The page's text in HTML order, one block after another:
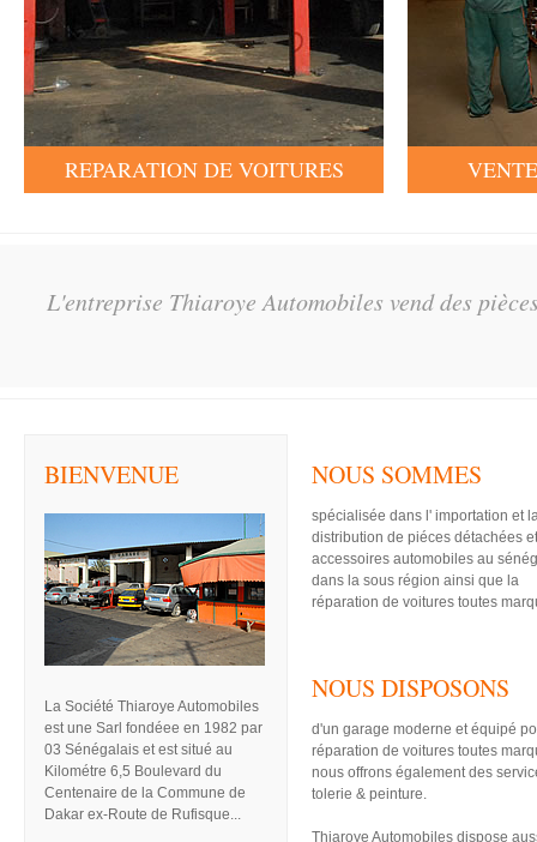
REPARATION DE VOITURES
L'entreprise Thiaroye Automobiles vend des
BIENVENUE
La Société Thiaroye Automobiles
est une Sarl fondéee en 1982 par
03 Sénégalais et est situé au
Kilométre 6,5 Boulevard du
Centenaire de la Commune de
Dakar ex-Route de Rufisque...
NOUS SOMMES
spécialisée dans l' importation et
distribution de piéces détachées et
accessoires automobiles au
dans la sous région ainsi que la
réparation de voitures toutes
NOUS DISPOSONS
d'un garage moderne et équipé
réparation de voitures toutes
nous offrons également des
tolerie & peinture.
Thiaroye Automobiles dispose